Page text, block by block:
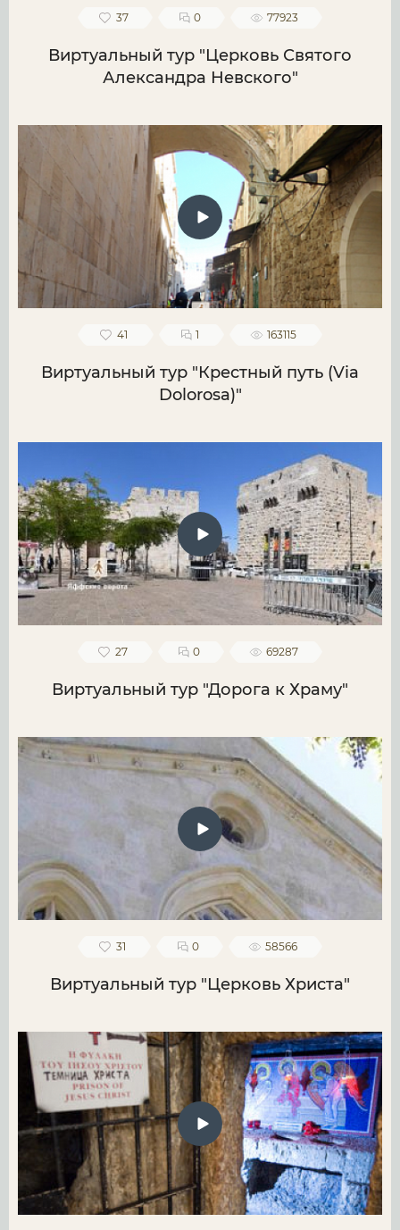
37 0 77923
Виртуальный тур "Церковь Святого
Александра Невского"
41 1 163115
Виртуальный тур "Крестный путь (Via
Dolorosa)"
27 0 69287
Виртуальный тур "Дорога к Храму"
31 0 58566
Виртуальный тур "Церковь Христа"